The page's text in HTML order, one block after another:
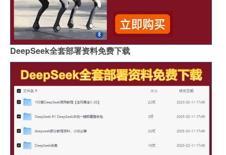
DeepSeek全套部署资料免费下载